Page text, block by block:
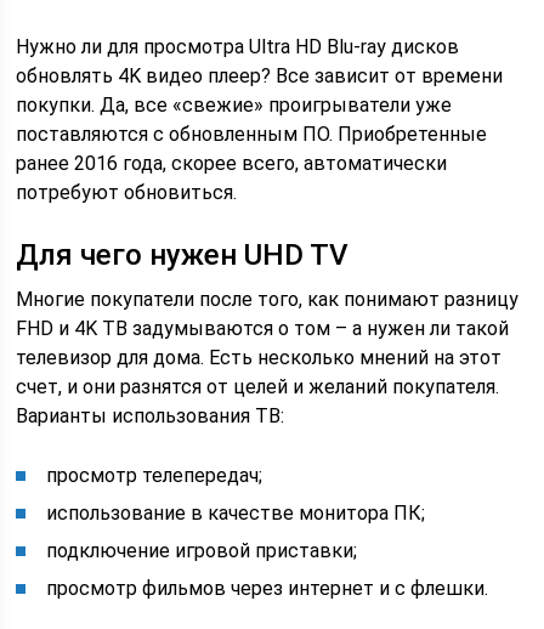
Нужно ли для просмотра Ultra HD Blu-ray дисков
обновлять 4K видео плеер? Все зависит от времени
покупки. Да, все «свежие» проигрыватели уже
поставляются с обновленным ПО. Приобретенные
ранее 2016 года, скорее всего, автоматически
потребуют обновиться.
Для чего нужен UHD TV
Многие покупатели после того, как понимают разницу
FHD и 4K ТВ задумываются о том – а нужен ли такой
телевизор для дома. Есть несколько мнений на этот
счет, и они разнятся от целей и желаний покупателя.
Варианты использования ТВ:
просмотр телепередач;
использование в качестве монитора ПК;
подключение игровой приставки;
просмотр фильмов через интернет и с флешки.